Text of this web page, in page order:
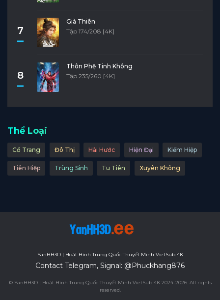
7
Già Thiên
Tập 174/208 [4K]
8
Thôn Phệ Tinh Không
Tập 235/260 [4K]
Thể Loại
Cổ Trang Đô Thị Hài Hước Hiện Đại Kiếm Hiệp
Tiên Hiệp Trùng Sinh Tu Tiên Xuyên Không
YanHH3D | Hoạt Hình Trung Quốc Thuyết Minh VietSub 4K
Contact Telegram, Signal: @Phuckhang876
© YanHH3D | Hoạt Hình Trung Quốc Thuyết Minh VietSub 4K 2024-2026. All rights
reserved.